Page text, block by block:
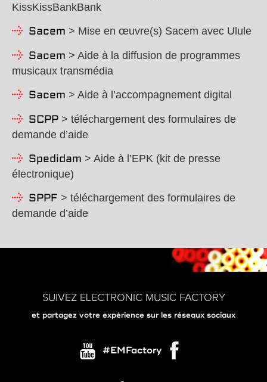
KissKissBankBank
Sacem > Mise en œuvre(s) Sacem avec Ulule
Sacem > Aide à la diffusion de programmes
musicaux transmédia
Sacem > Aide à l’accompagnement digital
SCPP > téléchargement des formulaires de
demande d’aide
Spedidam > Aide à l’EPK (kit de presse
électronique)
SPPF > téléchargement des formulaires de
demande d’aide
SUIVEZ ELECTRONIC MUSIC FACTORY
et partagez votre expérience sur les réseaux sociaux
#EMFactory